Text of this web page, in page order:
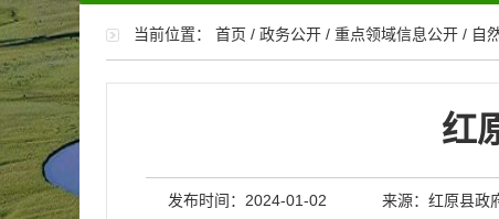
当前位置： 首页 / 政务公开 / 重点领域信息公开 / 自
红
发布时间：2024-01-02 来源：红原县政